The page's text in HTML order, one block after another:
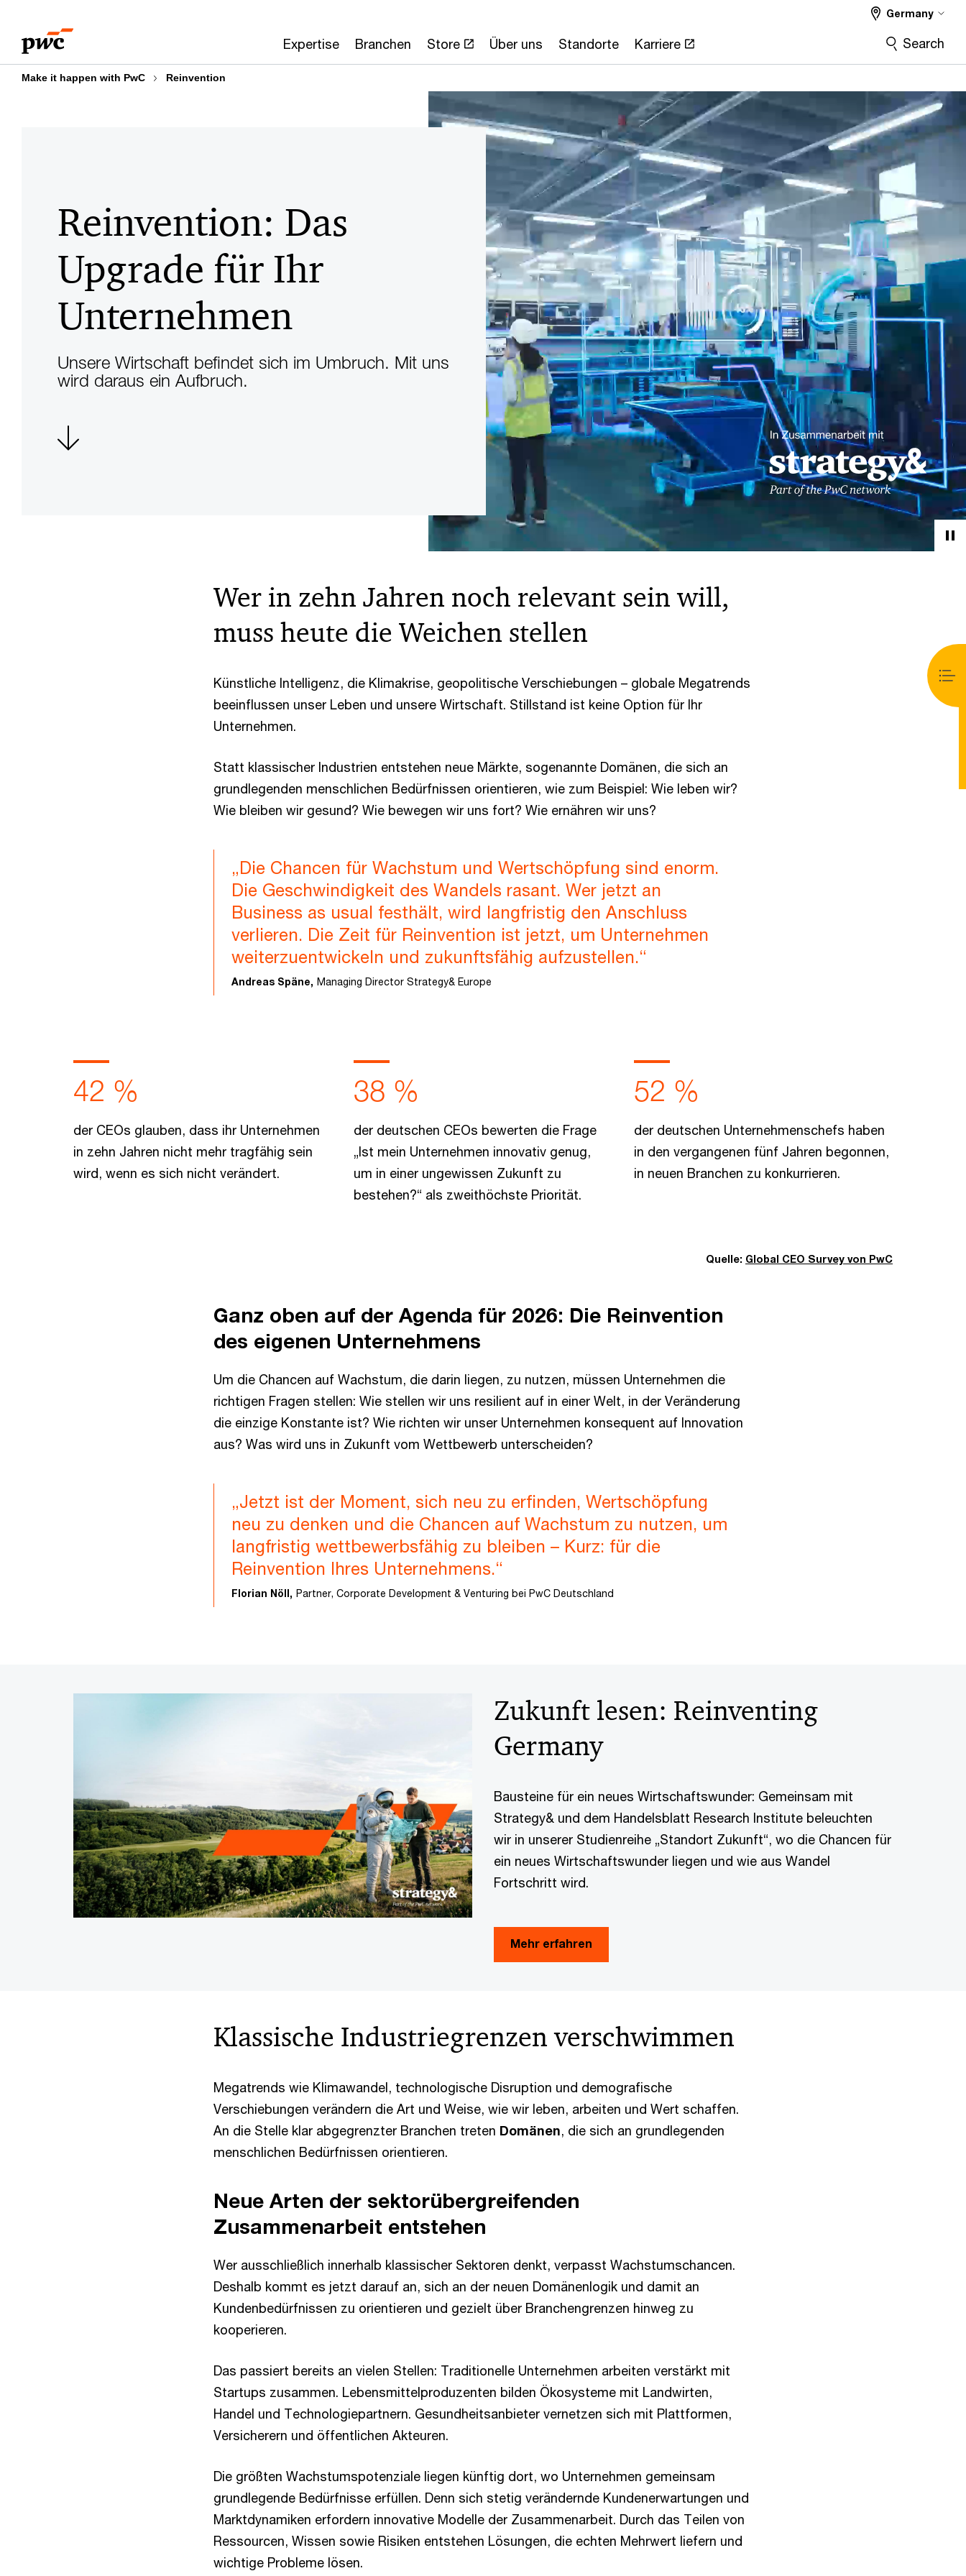
content
footer
Expertise Branchen Store Über uns Standorte Karriere
Germany
Search
Make it happen with PwC Reinvention
Reinvention: Das
Upgrade für Ihr
Unternehmen
Unsere Wirtschaft befindet sich im Umbruch. Mit uns
wird daraus ein Aufbruch.
Wer in zehn Jahren noch relevant sein will,
muss heute die Weichen stellen
Künstliche Intelligenz, die Klimakrise, geopolitische Verschiebungen – globale Megatrends
beeinflussen unser Leben und unsere Wirtschaft. Stillstand ist keine Option für Ihr
Unternehmen.
Statt klassischer Industrien entstehen neue Märkte, sogenannte Domänen, die sich an
grundlegenden menschlichen Bedürfnissen orientieren, wie zum Beispiel: Wie leben wir?
Wie bleiben wir gesund? Wie bewegen wir uns fort? Wie ernähren wir uns?
„Die Chancen für Wachstum und Wertschöpfung sind enorm.
Die Geschwindigkeit des Wandels rasant. Wer jetzt an
Business as usual festhält, wird langfristig den Anschluss
verlieren. Die Zeit für Reinvention ist jetzt, um Unternehmen
weiterzuentwickeln und zukunftsfähig aufzustellen.“
Andreas Späne, Managing Director Strategy& Europe
42 %
der CEOs glauben, dass ihr Unternehmen
in zehn Jahren nicht mehr tragfähig sein
wird, wenn es sich nicht verändert.
38 %
der deutschen CEOs bewerten die Frage
„Ist mein Unternehmen innovativ genug,
um in einer ungewissen Zukunft zu
bestehen?“ als zweithöchste Priorität.
52 %
der deutschen Unternehmenschefs haben
in den vergangenen fünf Jahren begonnen,
in neuen Branchen zu konkurrieren.
Quelle: Global CEO Survey von PwC
Ganz oben auf der Agenda für 2026: Die Reinvention
des eigenen Unternehmens
Um die Chancen auf Wachstum, die darin liegen, zu nutzen, müssen Unternehmen die
richtigen Fragen stellen: Wie stellen wir uns resilient auf in einer Welt, in der Veränderung
die einzige Konstante ist? Wie richten wir unser Unternehmen konsequent auf Innovation
aus? Was wird uns in Zukunft vom Wettbewerb unterscheiden?
„Jetzt ist der Moment, sich neu zu erfinden, Wertschöpfung
neu zu denken und die Chancen auf Wachstum zu nutzen, um
langfristig wettbewerbsfähig zu bleiben – Kurz: für die
Reinvention Ihres Unternehmens.“
Florian Nöll, Partner, Corporate Development & Venturing bei PwC Deutschland
Zukunft lesen: Reinventing
Germany
Bausteine für ein neues Wirtschaftswunder: Gemeinsam mit
Strategy& und dem Handelsblatt Research Institute beleuchten
wir in unserer Studienreihe „Standort Zukunft“, wo die Chancen für
ein neues Wirtschaftswunder liegen und wie aus Wandel
Fortschritt wird.
Mehr erfahren
Klassische Industriegrenzen verschwimmen
Megatrends wie Klimawandel, technologische Disruption und demografische
Verschiebungen verändern die Art und Weise, wie wir leben, arbeiten und Wert schaffen.
An die Stelle klar abgegrenzter Branchen treten Domänen, die sich an grundlegenden
menschlichen Bedürfnissen orientieren.
Neue Arten der sektorübergreifenden
Zusammenarbeit entstehen
Wer ausschließlich innerhalb klassischer Sektoren denkt, verpasst Wachstumschancen.
Deshalb kommt es jetzt darauf an, sich an der neuen Domänenlogik und damit an
Kundenbedürfnissen zu orientieren und gezielt über Branchengrenzen hinweg zu
kooperieren.
Das passiert bereits an vielen Stellen: Traditionelle Unternehmen arbeiten verstärkt mit
Startups zusammen. Lebensmittelproduzenten bilden Ökosysteme mit Landwirten,
Handel und Technologiepartnern. Gesundheitsanbieter vernetzen sich mit Plattformen,
Versicherern und öffentlichen Akteuren.
Die größten Wachstumspotenziale liegen künftig dort, wo Unternehmen gemeinsam
grundlegende Bedürfnisse erfüllen. Denn sich stetig verändernde Kundenerwartungen und
Marktdynamiken erfordern innovative Modelle der Zusammenarbeit. Durch das Teilen von
Ressourcen, Wissen sowie Risiken entstehen Lösungen, die echten Mehrwert liefern und
wichtige Probleme lösen.